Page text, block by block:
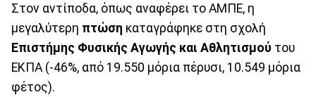
Στον αντίποδα, όπως αναφέρει το ΑΜΠΕ, η
μεγαλύτερη πτώση καταγράφηκε στη σχολή
Επιστήμης Φυσικής Αγωγής και Αθλητισμού του
ΕΚΠΑ (-46%, από 19.550 μόρια πέρυσι, 10.549 μόρια
φέτος).